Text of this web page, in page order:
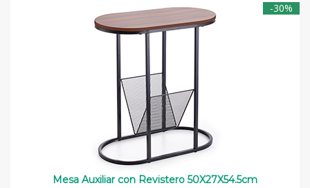
-30%
Mesa Auxiliar con Revistero 50X27X54.5cm